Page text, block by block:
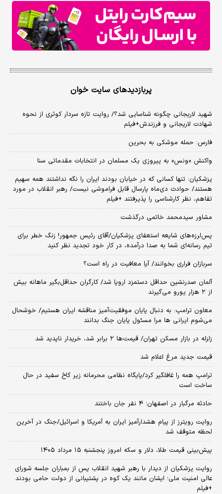
پربازدیدهای سایت خوان
شهید لاریجانی چگونه شناسایی شد؟/ روایت تازه سردار کوثری از نحوه
شهادت لاریجانی و فرزندش+فیلم
فارس: حمله موشکی به بحرین
واکنش «ونس» به پیروزی یک مسلمان در انتخابات مقدماتی سنا
پزشکیان: تنها کسانی که در خیابان بودند ایران را نگه نداشتند همه سهیم
هستند/ حوادث دی‌ماه پارسال قابل فراموشی نیست/ رهبر انقلاب در مورد
تفاهم، نظر کارشناسی را پذیرفتند +فیلم
مشاور سیدمحمد خاتمی درگذشت
پس‌لرزه‌های شایعه استعفای پزشکیان/آقای رئیس جمهور! زنگ خطر برای
تیم رسانه‌ای شما به صدا درآمده، در کار خود تجدید نظر کنید
سربازان فراری بخوانند/ آیا معافیت در راه است؟
آلمان صدرنشین حداقل دستمزد اروپا شد/ کارگران حداقل‌بگیر ماهانه بیش
از ۲ هزار یورو می‌گیرند
معاون ترامپ: به دنبال پایان موفقیت‌آمیز مناقشه ایران هستیم/ خوشحال
می‌شوم ایرانی ها مرا مسئول پایان جنگ بدانند
زلزله در بازار مسکن تهران/ قیمت‌ها ۲ برابر شد، خریدار ناپدید شد
قیمت جدید مرغ اعلام شد
ترامپ همه را غافلگیر کرد/پایگاه نظامی محرمانه زیر کاخ سفید در حال
ساخت است
حادثه مرگبار در اصفهان؛ ۴ نفر جان باختند
روایت رویترز از پیام هشدارآمیز ایران به آمریکا و اسرائیل/جنگ در آخرین
لحظه متوقف شد
پیش‌بینی قیمت طلا، دلار و سکه امروز پنجشنبه ۱۵ مرداد ۱۴۰۵
روایت پزشکیان از دیدار با رهبر شهید انقلاب پس از بمباران جلسه شورای
عالی امنیت ملی؛ ایشان مانند یک کوه در پشتیبانی از دولت حامی بودند
+فیلم